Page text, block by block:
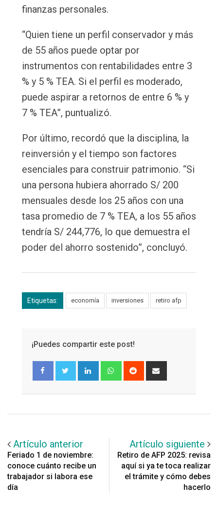
finanzas personales.
“Quien tiene un perfil conservador y más
de 55 años puede optar por
instrumentos con rentabilidades entre 3
% y 5 % TEA. Si el perfil es moderado,
puede aspirar a retornos de entre 6 % y
7 % TEA”, puntualizó.
Por último, recordó que la disciplina, la
reinversión y el tiempo son factores
esenciales para construir patrimonio. “Si
una persona hubiera ahorrado S/ 200
mensuales desde los 25 años con una
tasa promedio de 7 % TEA, a los 55 años
tendría S/ 244,776, lo que demuestra el
poder del ahorro sostenido”, concluyó.
Etiquetas: economía inversiones retiro afp
¡Puedes compartir este post!
LinkedInWhatsapp
Reddit
via
Artículo anterior
Feriado 1 de noviembre:
conoce cuánto recibe un
trabajador si labora ese
día
Artículo siguiente
Retiro de AFP 2025: revisa
aquí si ya te toca realizar
el trámite y cómo debes
hacerlo